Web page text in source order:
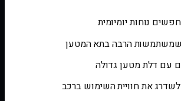
נוחות יומיומית
הרבה בתא המטען
עם דלת מטען גדולה
את חוויית השימוש ברכב